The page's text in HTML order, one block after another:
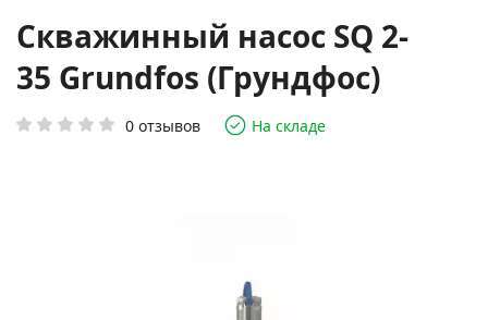
Скважинный насос SQ 2-
35 Grundfos (Грундфос)
0 отзывов На складе